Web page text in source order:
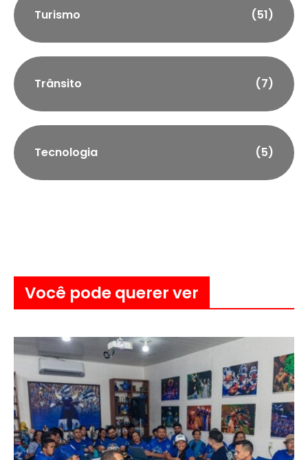
Turismo (51)
Trânsito (7)
Tecnologia (5)
Você pode querer ver